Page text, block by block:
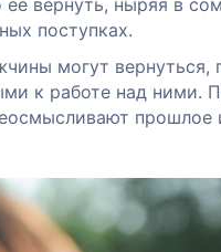
вернуть, ныряя в
поступках.
могут вернуться,
к работе над ними.
прошлое